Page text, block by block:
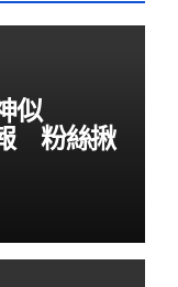
似
粉絲揪